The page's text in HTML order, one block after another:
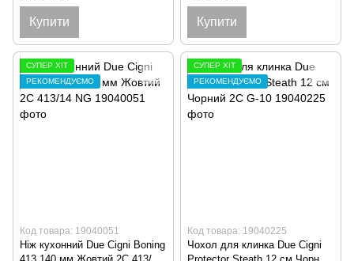
Купити Купити
СУПЕР ХІТ
РЕКОМЕНДУЄМО
Код товара: 19040051
Ніж кухонний Due Cigni Boning
СУПЕР ХІТ
РЕКОМЕНДУЄМО
Код товара: 19040225
Чохол для клинка Due Cigni